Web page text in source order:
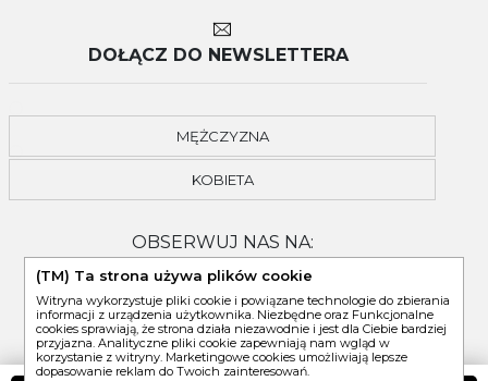
DOŁĄCZ DO NEWSLETTERA
MĘŻCZYZNA
KOBIETA
OBSERWUJ NAS NA:
(TM) Ta strona używa plików cookie
Witryna wykorzystuje pliki cookie i powiązane technologie do zbierania
informacji z urządzenia użytkownika. Niezbędne oraz Funkcjonalne
cookies sprawiają, że strona działa niezawodnie i jest dla Ciebie bardziej
przyjazna. Analityczne pliki cookie zapewniają nam wgląd w
korzystanie z witryny. Marketingowe cookies umożliwiają lepsze
dopasowanie reklam do Twoich zainteresowań.